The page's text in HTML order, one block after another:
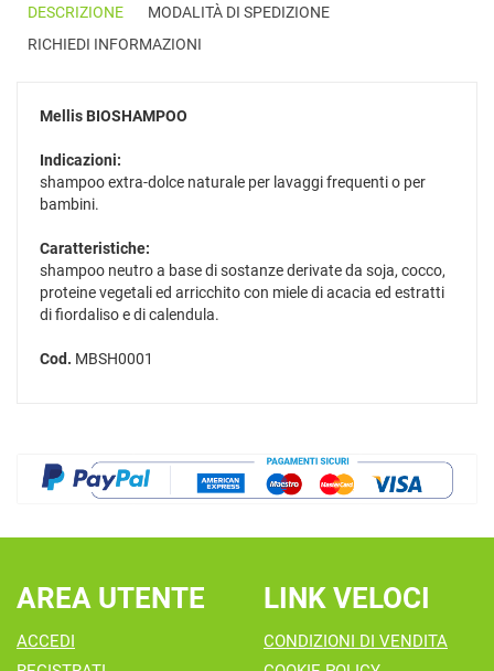
DESCRIZIONE
MODALITÀ DI SPEDIZIONE
RICHIEDI INFORMAZIONI
Mellis BIOSHAMPOO
Indicazioni:
shampoo extra-dolce naturale per lavaggi frequenti o per
bambini.
Caratteristiche:
shampoo neutro a base di sostanze derivate da soja, cocco,
proteine vegetali ed arricchito con miele di acacia ed estratti
di fiordaliso e di calendula.
Cod. MBSH0001
AREA UTENTE
ACCEDI
LINK VELOCI
CONDIZIONI DI VENDITA